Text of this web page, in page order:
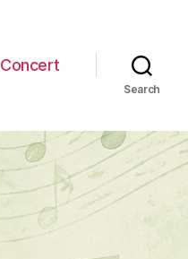
Concert
Search